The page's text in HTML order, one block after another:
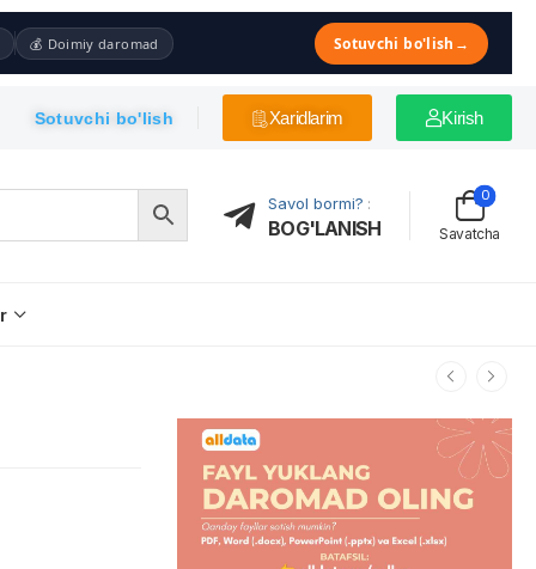
💰 Doimiy daromad Sotuvchi bo'lish →
Sotuvchi bo'lish Xaridlarim Kirish
Savol bormi? :
BOG'LANISH Savatcha
0